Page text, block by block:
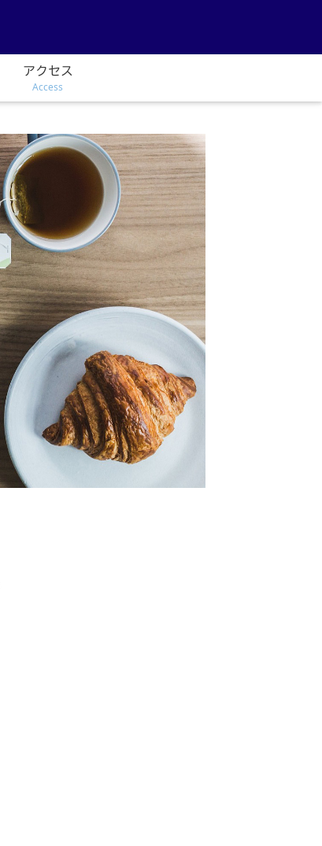
アクセス
Access